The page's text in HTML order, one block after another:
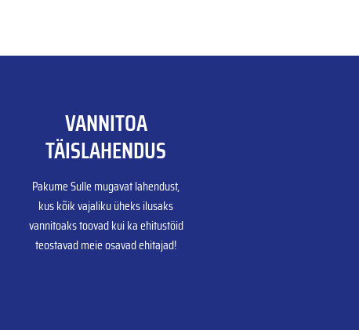
VANNITOA
TÄISLAHENDUS
Pakume Sulle mugavat lahendust,
kus kõik vajaliku üheks ilusaks
vannitoaks toovad kui ka ehitustöid
teostavad meie osavad ehitajad!